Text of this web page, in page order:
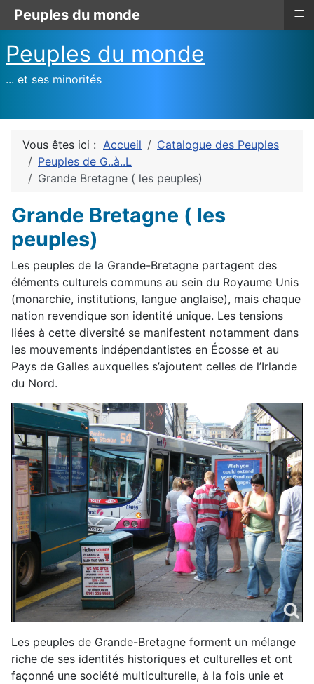
Peuples du monde
... et ses minorités
Vous êtes ici : Accueil
Catalogue des Peuples
Peuples de G..à..L
Grande Bretagne ( les peuples)
Grande Bretagne ( les
peuples)
Les peuples de la Grande-Bretagne partagent des
éléments culturels communs au sein du Royaume Unis
(monarchie, institutions, langue anglaise), mais chaque
nation revendique son identité unique. Les tensions
liées à cette diversité se manifestent notamment dans
les mouvements indépendantistes en Écosse et au
Pays de Galles auxquelles s’ajoutent celles de l’Irlande
du Nord.
Les peuples de Grande-Bretagne forment un mélange
riche de ses identités historiques et culturelles et ont
façonné une société multiculturelle, à la fois unie et
Peuples du monde ≡